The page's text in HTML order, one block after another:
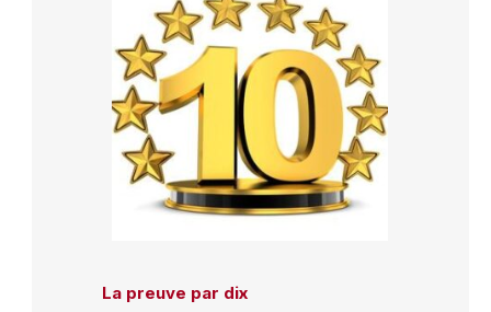
La preuve par dix